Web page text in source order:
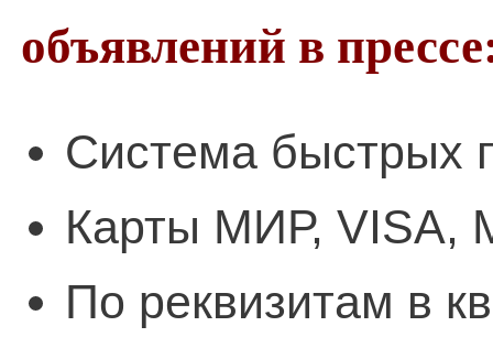
объявлений в
Система быстрых
Карты МИР, VISA,
По реквизитам в